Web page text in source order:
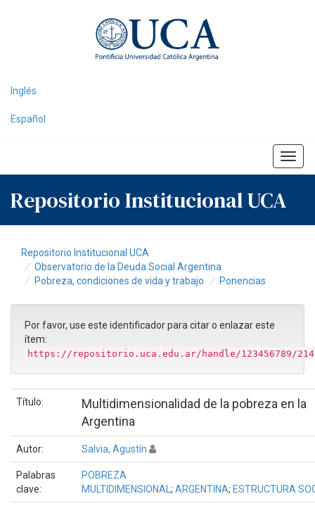
Inglés
Español
Repositorio Institucional UCA
Repositorio Institucional UCA
Observatorio de la Deuda Social Argentina
Pobreza, condiciones de vida y trabajo
Ponencias
Por favor, use este identificador para citar o enlazar este
ítem:
https://repositorio.uca.edu.ar/handle/123456789/
Título:
Multidimensionalidad de la pobreza en la
Argentina
Autor: Salvia, Agustín
Palabras
clave:
POBREZA
MULTIDIMENSIONAL ; ARGENTINA; ESTRUCTURA